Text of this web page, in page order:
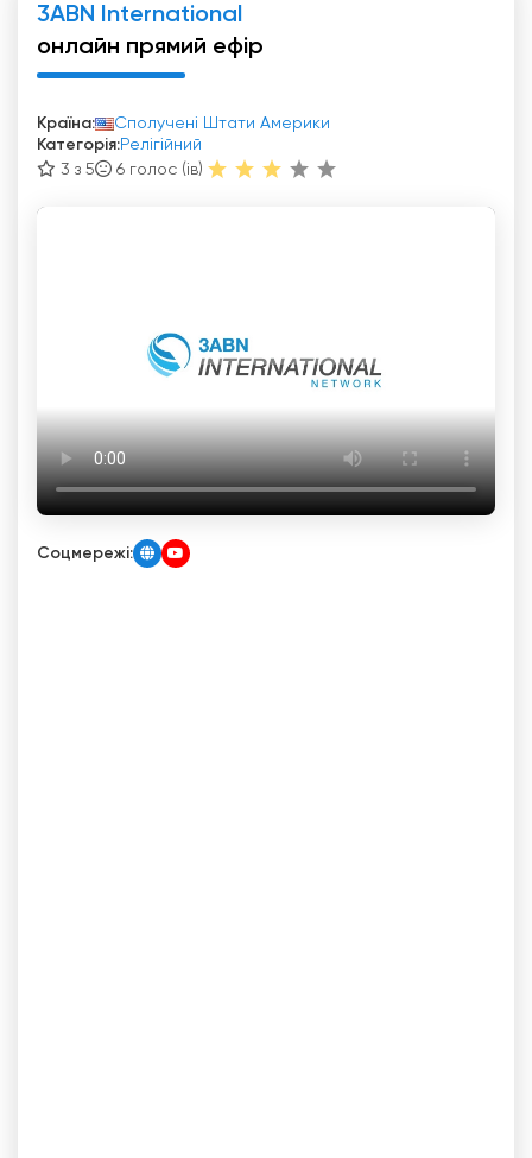
3ABN International
онлайн прямий ефір
Країна:
Сполучені Штати Америки
Категорія:Релігійний
3 з 5
6 голос (ів)
Соцмережі: